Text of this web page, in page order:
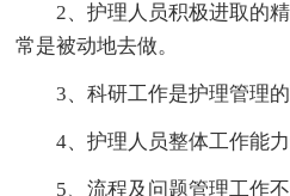
2、护理人员积极进取的
常是被动地去做。
3、科研工作是护理管理的
4、护理人员整体工作能力
5、流程及问题管理工作不